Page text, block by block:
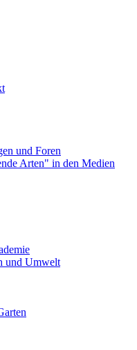
und Foren
Arten" in den Medien
und Umwelt